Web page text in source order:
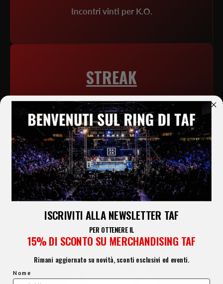
Incontri vinti per K.O.
STREAK
10
Record vittorie consecutive
ISCRIVITI ALLA NEWSLETTER TAF
PER OTTENERE IL
15% DI SCONTO SU MERCHANDISING TAF
Rimani aggiornato su novità, sconti esclusivi ed eventi.
Nome